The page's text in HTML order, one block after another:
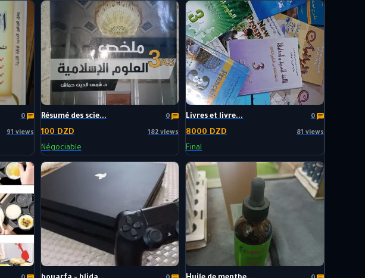
0
91 views
Résumé des scie... 0
100 DZD 182 views
Négociable
Livres et livre... 0
8000 DZD 81 views
Final